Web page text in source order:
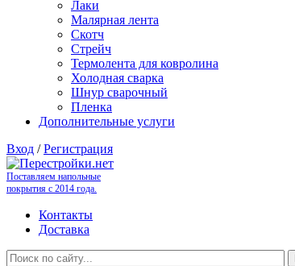
Лаки
Малярная лента
Скотч
Стрейч
Термолента для ковролина
Холодная сварка
Шнур сварочный
Пленка
Дополнительные услуги
Вход /Регистрация
Поставляем напольные
покрытия с 2014 года.
Контакты
Доставка